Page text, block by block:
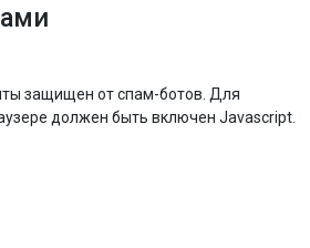
защищен от спам-ботов. Для
должен быть включен Javascript.